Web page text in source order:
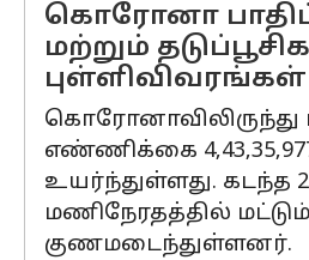
கொரோனா
மற்றும்
புள்ளிவிவரங்கள்
எண்ணிக்கை
உயர்ந்துள்ளது. கடந்த
மணிநேரதத்தில் மட்டும்
குணமடைந்துள்ளனர்.